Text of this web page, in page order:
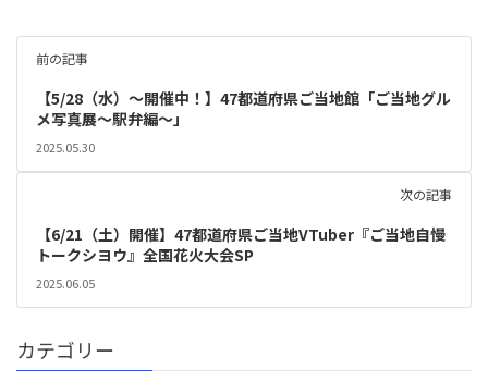
前の記事
【5/28（水）～開催中！】47都道府県ご当地館「ご当地グル
メ写真展～駅弁編～」
2025.05.30
次の記事
【6/21（土）開催】47都道府県ご当地VTuber『ご当地自慢
トークシヨウ』全国花火大会SP
2025.06.05
カテゴリー